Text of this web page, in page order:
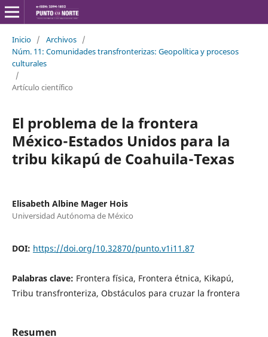
Inicio / Archivos /
Núm. 11: Comunidades transfronterizas: Geopolítica y procesos
culturales
/
Artículo científico
El problema de la frontera
México-Estados Unidos para la
tribu kikapú de Coahuila-Texas
Elisabeth Albine Mager Hois
Universidad Autónoma de México
DOI: https://doi.org/10.32870/punto.v1i11.87
Palabras clave: Frontera física, Frontera étnica, Kikapú,
Tribu transfronteriza, Obstáculos para cruzar la frontera
Resumen